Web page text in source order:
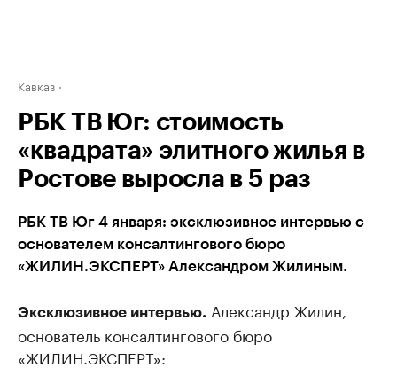
Кавказ
РБК ТВ Юг: стоимость
«квадрата» элитного жилья в
Ростове выросла в 5 раз
РБК ТВ Юг 4 января: эксклюзивное интервью с
основателем консалтингового бюро
«ЖИЛИН.ЭКСПЕРТ» Александром Жилиным.
Эксклюзивное интервью. Александр Жилин,
основатель консалтингового бюро
«ЖИЛИН.ЭКСПЕРТ»: